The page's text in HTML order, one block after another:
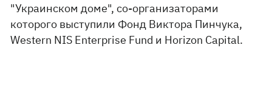
"Украинском доме", со-организаторами
которого выступили Фонд Виктора Пинчука,
Western NIS Enterprise Fund и Horizon Capital.